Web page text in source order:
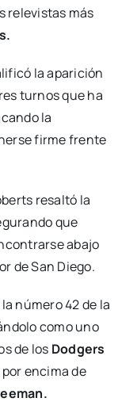
relevistas más
la aparición
turnos que ha
la
firme frente
resaltó la
que
abajo
de San Diego.
número 42 de la
como uno
de los Dodgers
encima de